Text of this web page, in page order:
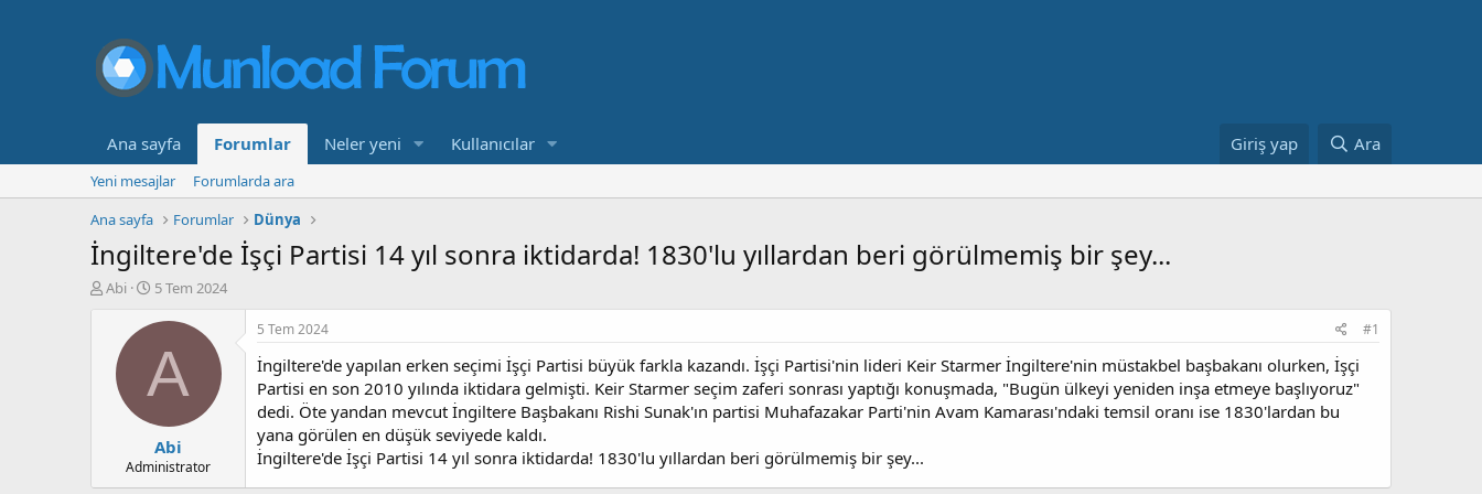
Ana sayfa Forumlar Neler yeni Kullanıcılar Giriş yap Ara
Yeni mesajlar
Forumlarda ara
Ana sayfa
Forumlar Dünya
İngiltere'de İşçi Partisi 14 yıl sonra iktidarda! 1830'lu yıllardan beri görülmemiş bir şey...
K
l
Abi
B
ş
a
n
ı
ç
t
a
5 Tem 2024
A
Abi
Administrator
5 Tem 2024 #1
İngiltere'de yapılan erken seçimi İşçi Partisi büyük farkla kazandı. İşçi Partisi'nin lideri Keir Starmer İngiltere'nin müstakbel başbakanı olurken, İşçi
Partisi en son 2010 yılında iktidara gelmişti. Keir Starmer seçim zaferi sonrası yaptığı konuşmada, "Bugün ülkeyi yeniden inşa etmeye başlıyoruz"
dedi. Öte yandan mevcut İngiltere Başbakanı Rishi Sunak'ın partisi Muhafazakar Parti'nin Avam Kamarası'ndaki temsil oranı ise 1830'lardan bu
yana görülen en düşük seviyede kaldı.
İngiltere'de İşçi Partisi 14 yıl sonra iktidarda! 1830'lu yıllardan beri görülmemiş bir şey...